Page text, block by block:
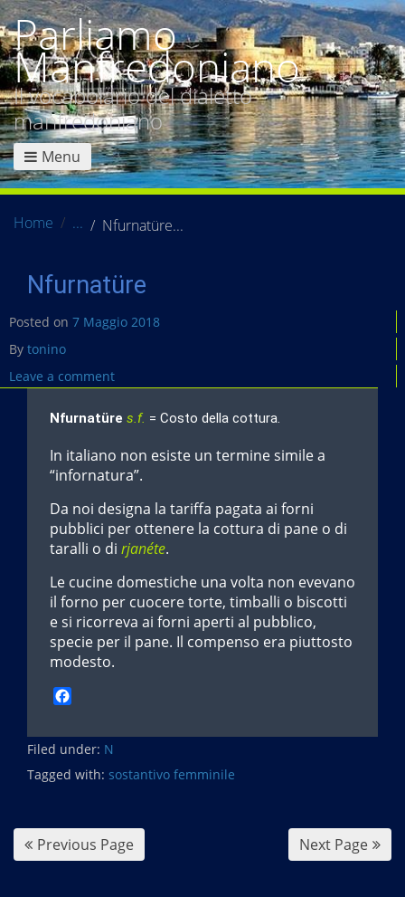
Parliamo
Manfredoniano
Il vocabolario del dialetto
manfredoniano
Menu
Home Nfurnatüre
Nfurnatüre
Posted on 7 Maggio 2018
By tonino
Leave a comment
Nfurnatüre s.f. = Costo della cottura.
In italiano non esiste un termine simile a
“infornatura”.
Da noi designa la tariffa pagata ai forni
pubblici per ottenere la cottura di pane o di
taralli o di rjanéte.
Le cucine domestiche una volta non evevano
il forno per cuocere torte, timballi o biscotti
e si ricorreva ai forni aperti al pubblico,
specie per il pane. Il compenso era piuttosto
modesto.
c
e
b
Filed under: N
Tagged with: sostantivo femminile
Previous Page Next Page